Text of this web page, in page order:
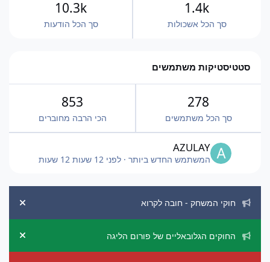
סך הכל אשכולות
1.4k
סך הכל הודעות
10.3k
סטטיסטיקות משתמשים
278
סך הכל משתמשים
853
הכי הרבה מחוברים
AZULAY
המשתמש החדש ביותר · לפני 12 שעות 12 שעות
חוקי המשחק - חובה לקרוא
החוקים הגלובאליים של פורום הליגה